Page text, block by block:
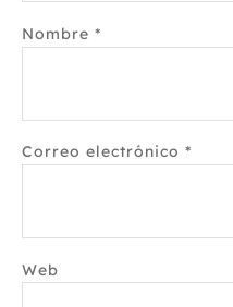
Nombre *
Correo electrónico *
Web